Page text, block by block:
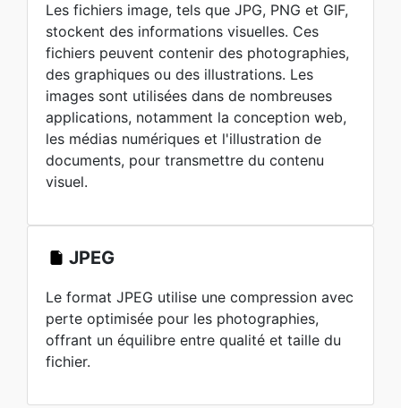
Les fichiers image, tels que JPG, PNG et GIF,
stockent des informations visuelles. Ces
fichiers peuvent contenir des photographies,
des graphiques ou des illustrations. Les
images sont utilisées dans de nombreuses
applications, notamment la conception web,
les médias numériques et l'illustration de
documents, pour transmettre du contenu
visuel.
JPEG
Le format JPEG utilise une compression avec
perte optimisée pour les photographies,
offrant un équilibre entre qualité et taille du
fichier.